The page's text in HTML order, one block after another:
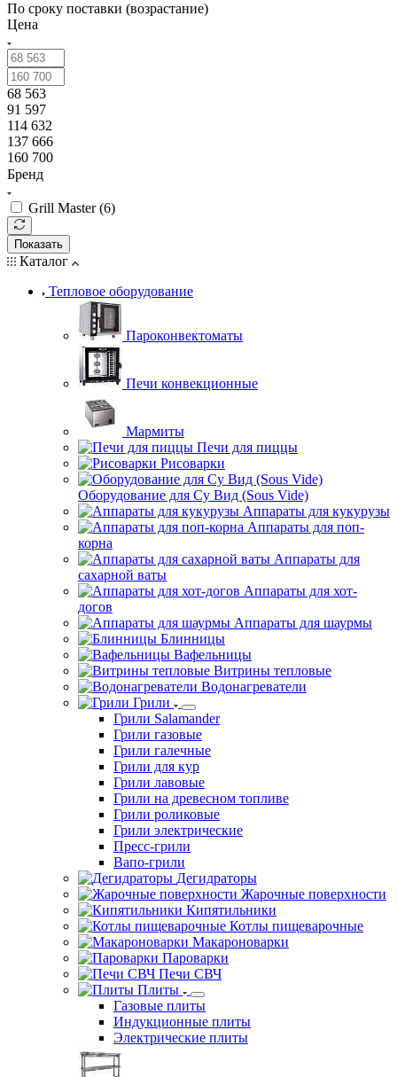
По сроку поставки (возрастание)
Цена
68 563
91 597
114 632
137 666
160 700
Бренд
Grill Master (6)
Показать
Каталог
Тепловое оборудование
Пароконвектоматы
Печи конвекционные
Мармиты
Печи для пиццы
Рисоварки
Оборудование для Су Вид (Sous Vide)
Аппараты для кукурузы
Аппараты для поп-
корна
Аппараты для
сахарной ваты
Аппараты для хот-
догов
Аппараты для шаурмы
Блинницы
Вафельницы
Витрины тепловые
Водонагреватели
Грили
Грили Salamander
Грили газовые
Грили галечные
Грили для кур
Грили лавовые
Грили на древесном топливе
Грили роликовые
Грили электрические
Пресс-грили
Вапо-грили
Дегидраторы
Жарочные поверхности
Кипятильники
Котлы пищеварочные
Макароноварки
Пароварки
Печи СВЧ
Плиты
Газовые плиты
Индукционные плиты
Электрические плиты